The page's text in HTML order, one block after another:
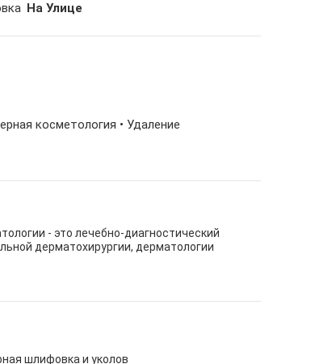
На Улице
косметология • Удаление
- это лечебно-диагностический
дерматохирургии, дерматологии
шлифовка и уколов